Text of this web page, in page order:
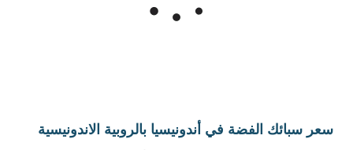
May '26
سعر سبيكة الفضة 5 جرام في أندونيسيا:
178,167.60